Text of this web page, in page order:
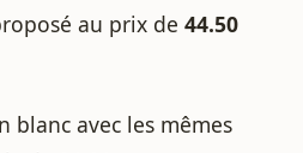
au prix de 44.50
blanc avec les mêmes